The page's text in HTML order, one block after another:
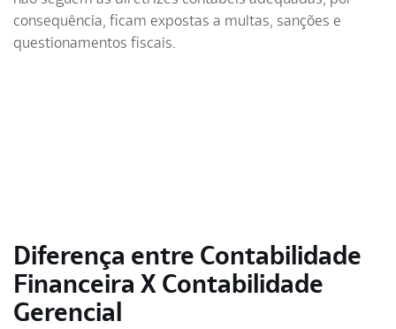
consequência, ficam expostas a multas, sanções e
questionamentos fiscais.
Diferença entre Contabilidade
Financeira X Contabilidade
Gerencial